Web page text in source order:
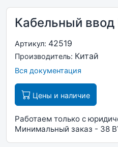
Кабельный ввод
Артикул: 42519
Производитель: Китай
Вся документация
Цены и наличие
Работаем только с
Минимальный заказ - 38